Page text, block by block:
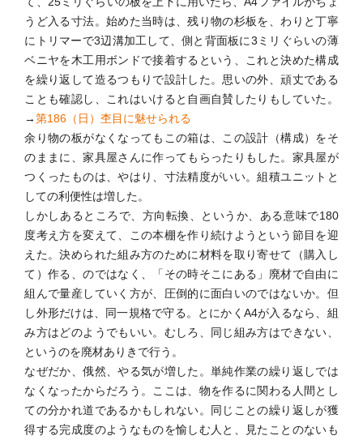
うど入る寸法。始めた当時は、残り物の杉板を、わりと丁寧
にトリマーで3辺溝加工して、側と背面板に3ミリぐらいの薄
ベニヤを木工用ボンドで接着するという、これと決めた構成
を繰り返して造るつもりで設計した。思いの外、頑丈である
ことも確認し、これはいけると自画自賛したりもしていた。
→第186（日）杢目に魅せられる
余り物の板がなくなってもこの箱は、この設計（構成）をそ
のままに、家具屋さんに作ってもらったりもした。家具屋が
つくったものは、やはり、寸法精度がいい。組積ユニットと
しての利便性は増した。
しかしあるところで、方向転換、というか、ある意味で180
度考え方を変えて、この本棚を作り続けようという節目を迎
えた。決められた組み方のために材料を取り寄せて（購入し
て）作る、のではなく、「その時そこにある」廃材で自由に
組んで量産していく方が、圧倒的に面白いのではないか。但
し外形だけは、同一規格で守る。とにかくA4が入るなら、組
み方はどのようでもいい。むしろ、同じ組み方はできない、
というのを廃材ありきで行う。
なぜだか、俄然、やる気が増した。単純作業の繰り返しでは
なくなったからだろう。ここは、物を作るに関わる人間とし
ての分かれ道であるかもしれない。同じことの繰り返しが獲
得する完成度のようなものを愉しむ人と、見たことのないも